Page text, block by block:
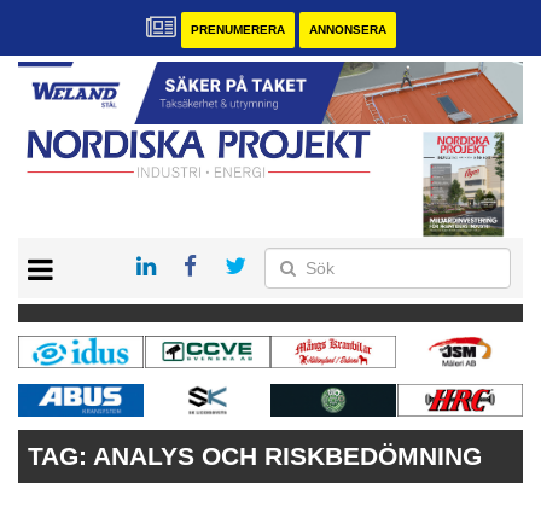
PRENUMERERA ANNONSERA
KONTAKT
VÅRA ANDRA MAGASIN
PRENUMERERA
ANNONSERA
TAG: ANALYS OCH RISKBEDÖMNING